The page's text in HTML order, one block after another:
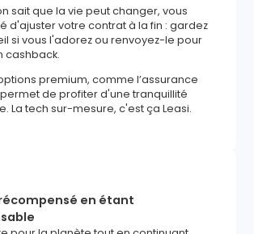
sait que la vie peut changer, vous
d'ajuster votre contrat à la fin : gardez
si vous l'adorez ou renvoyez-le pour
cashback.
premium, comme l’assurance
permet de profiter d'une tranquillité
La tech sur-mesure, c'est ça Leasi.
en étant